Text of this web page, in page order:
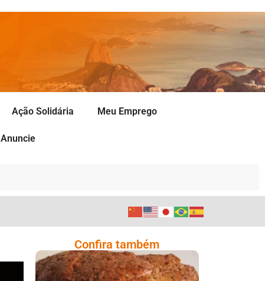
Ação Solidária Meu Emprego
Anuncie
Confira também